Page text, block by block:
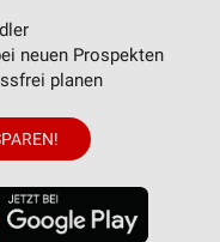
neuen Prospekten
planen